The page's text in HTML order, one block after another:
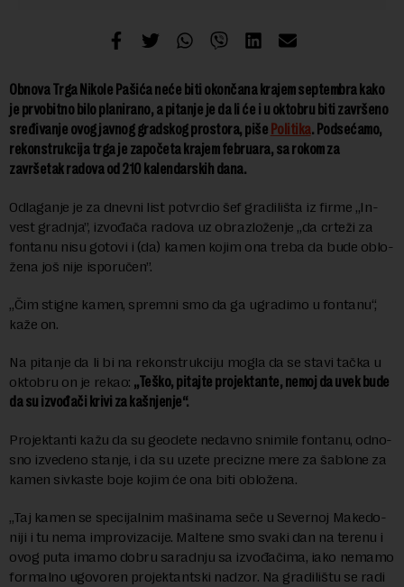
Ob­no­va Tr­ga Ni­ko­le Pa­ši­ća ne­će bi­ti okon­ča­na kra­jem septembra ka­ko
je prvobitno bi­lo pla­ni­ra­no, a pi­ta­nje je da li će i u ok­to­bru bi­ti za­vr­še­no
sređivanje ovog jav­nog grad­skog pro­sto­ra, piše Politika. Podsećamo,
rekonstrukcija trga je za­po­če­ta kra­jem fe­bru­a­ra, sa ro­kom za
završetak radova od 210 ka­len­dar­skih da­na.
Odlaganje je za dnevni list po­tvr­dio šef gra­di­li­šta iz fir­me „In­
vest grad­nja”, iz­vo­đa­ča radova uz obra­zlo­že­nje „da cr­te­ži za
fon­ta­nu ni­su go­to­vi i (da) ka­men ko­jim ona treba da bu­de ob­lo­
že­na još ni­je is­po­ru­čen”.
„Čim stig­ne ka­men, sprem­ni smo da ga ugra­di­mo u fon­ta­nu“,
ka­že on.
Na pi­ta­nje da li bi na re­kon­struk­ci­ju mo­gla da se sta­vi tač­ka u
ok­to­bru on je rekao: „Te­ško, pi­taj­te pro­jek­tan­te, ne­moj da uvek bu­de
da su iz­vo­đa­či kri­vi za ka­šnje­nje“.
Pro­jek­tan­ti ka­žu da su ge­o­de­te ne­dav­no sni­mi­le fon­ta­nu, od­no­
sno iz­ve­de­no stanje, i da su uze­te pre­ci­zne me­re za ša­blo­ne za
ka­men siv­ka­ste bo­je ko­jim će ona bi­ti ob­lo­že­na.
„Taj ka­men se spe­ci­jal­nim ma­ši­na­ma se­če u Severnoj Ma­ke­do­
ni­ji i tu ne­ma improvizacije. Mal­te­ne smo sva­ki dan na te­re­nu i
ovog pu­ta ima­mo do­bru saradnju sa iz­vo­đa­či­ma, iako ne­ma­mo
for­mal­no ugo­vo­ren pro­jek­tant­ski nad­zor. Na gra­di­li­štu se ra­di